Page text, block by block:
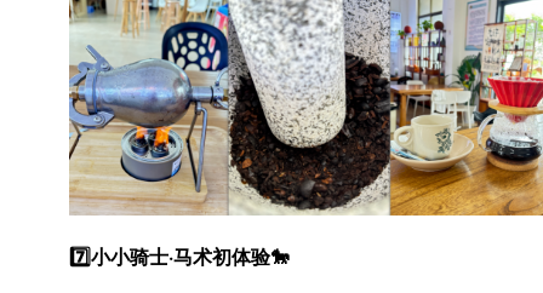
7️⃣小小骑士·马术初体验🐎